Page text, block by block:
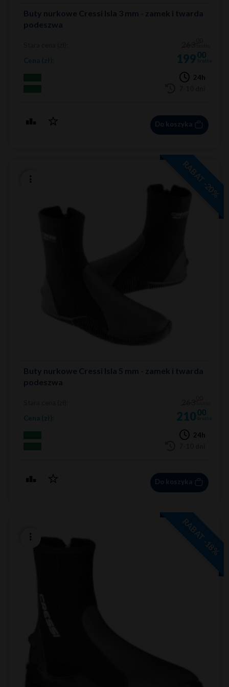
Buty nurkowe Cressi Isla 3 mm - zamek i twarda
podeszwa
Cena (zł): 19900
brutto
24h
Do koszyka
RABAT -20%
Buty nurkowe Cressi Isla 5 mm - zamek i twarda
podeszwa
Cena (zł): 21000
brutto
24h
Do koszyka
RABAT -18%